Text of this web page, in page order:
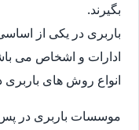
بگیرند.
باربری در یکی از
ادارات و اشخاص می
انواع روش های باربری
موسسات باربری در